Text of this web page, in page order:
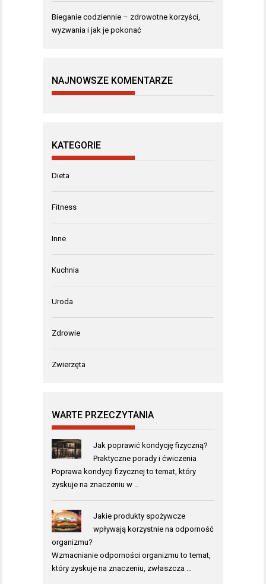
Bieganie codziennie – zdrowotne korzyści,
wyzwania i jak je pokonać
NAJNOWSZE KOMENTARZE
KATEGORIE
Dieta
Fitness
Inne
Kuchnia
Uroda
Zdrowie
Zwierzęta
WARTE PRZECZYTANIA
Jak poprawić kondycję fizyczną?
Praktyczne porady i ćwiczenia
Poprawa kondycji fizycznej to temat, który
zyskuje na znaczeniu w …
Jakie produkty spożywcze
wpływają korzystnie na odporność
organizmu?
Wzmacnianie odporności organizmu to temat,
który zyskuje na znaczeniu, zwłaszcza …